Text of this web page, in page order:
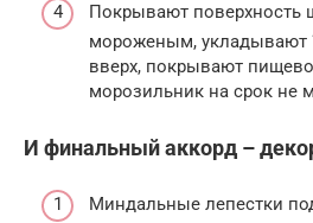
Покрывают
мороженым, укладывают
вверх, покрывают
морозильник на срок не
И финальный аккорд –
Миндальные лепестки